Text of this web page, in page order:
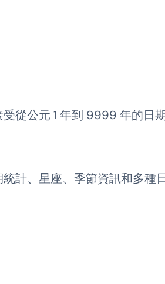
從公元 1 年到 9999 年的日期
計、星座、季節資訊和多種